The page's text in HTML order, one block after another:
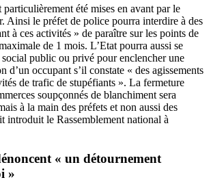
particulièrement été mises en avant par le
Ainsi le préfet de police pourra interdire à des
à ces activités » de paraître sur les points de
de 1 mois. L’Etat pourra aussi se
public ou privé pour enclencher une
d’un occupant s’il constate « des agissements
de trafic de stupéfiants ». La fermeture
soupçonnés de blanchiment sera
à la main des préfets et non aussi des
introduit le Rassemblement national à
« un détournement
»